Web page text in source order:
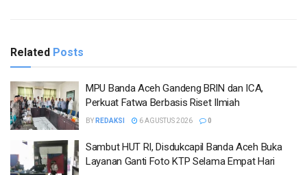
Related Posts
MPU Banda Aceh Gandeng BRIN dan ICA,
Perkuat Fatwa Berbasis Riset Ilmiah
BY REDAKSI 6 AGUSTUS 2026 0
Sambut HUT RI, Disdukcapil Banda Aceh Buka
Layanan Ganti Foto KTP Selama Empat Hari